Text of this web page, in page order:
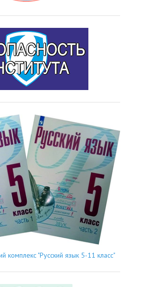
комплекс "Русский язык 5-11 класс"